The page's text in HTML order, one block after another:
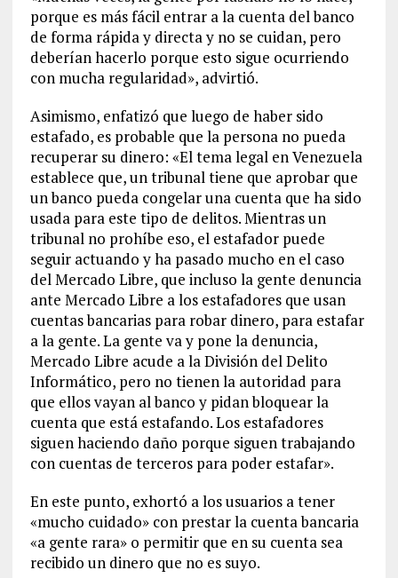
porque es más fácil entrar a la cuenta del banco
de forma rápida y directa y no se cuidan, pero
deberían hacerlo porque esto sigue ocurriendo
con mucha regularidad», advirtió.
Asimismo, enfatizó que luego de haber sido
estafado, es probable que la persona no pueda
recuperar su dinero: «El tema legal en Venezuela
establece que, un tribunal tiene que aprobar que
un banco pueda congelar una cuenta que ha sido
usada para este tipo de delitos. Mientras un
tribunal no prohíbe eso, el estafador puede
seguir actuando y ha pasado mucho en el caso
del Mercado Libre, que incluso la gente denuncia
ante Mercado Libre a los estafadores que usan
cuentas bancarias para robar dinero, para estafar
a la gente. La gente va y pone la denuncia,
Mercado Libre acude a la División del Delito
Informático, pero no tienen la autoridad para
que ellos vayan al banco y pidan bloquear la
cuenta que está estafando. Los estafadores
siguen haciendo daño porque siguen trabajando
con cuentas de terceros para poder estafar».
En este punto, exhortó a los usuarios a tener
«mucho cuidado» con prestar la cuenta bancaria
«a gente rara» o permitir que en su cuenta sea
recibido un dinero que no es suyo.